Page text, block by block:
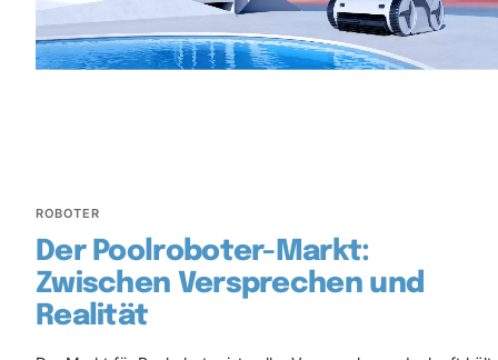
ROBOTER
Der Poolroboter-Markt:
Zwischen Versprechen und
Realität